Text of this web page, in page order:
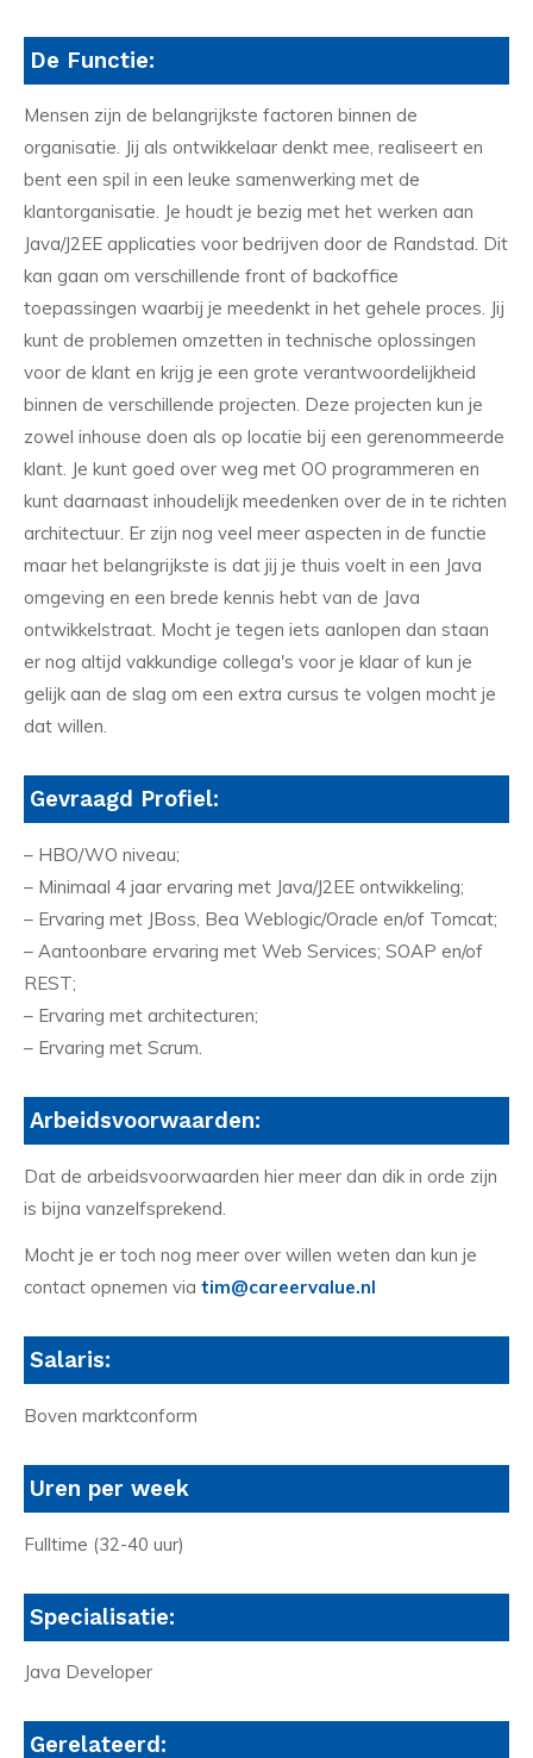
De Functie:
Mensen zijn de belangrijkste factoren binnen de
organisatie. Jij als ontwikkelaar denkt mee, realiseert en
bent een spil in een leuke samenwerking met de
klantorganisatie. Je houdt je bezig met het werken aan
Java/J2EE applicaties voor bedrijven door de Randstad. Dit
kan gaan om verschillende front of backoffice
toepassingen waarbij je meedenkt in het gehele proces. Jij
kunt de problemen omzetten in technische oplossingen
voor de klant en krijg je een grote verantwoordelijkheid
binnen de verschillende projecten. Deze projecten kun je
zowel inhouse doen als op locatie bij een gerenommeerde
klant. Je kunt goed over weg met OO programmeren en
kunt daarnaast inhoudelijk meedenken over de in te richten
architectuur. Er zijn nog veel meer aspecten in de functie
maar het belangrijkste is dat jij je thuis voelt in een Java
omgeving en een brede kennis hebt van de Java
ontwikkelstraat. Mocht je tegen iets aanlopen dan staan
er nog altijd vakkundige collega's voor je klaar of kun je
gelijk aan de slag om een extra cursus te volgen mocht je
dat willen.
Gevraagd Profiel:
– HBO/WO niveau;
– Minimaal 4 jaar ervaring met Java/J2EE ontwikkeling;
– Ervaring met JBoss, Bea Weblogic/Oracle en/of Tomcat;
– Aantoonbare ervaring met Web Services; SOAP en/of
REST;
– Ervaring met architecturen;
– Ervaring met Scrum.
Arbeidsvoorwaarden:
Dat de arbeidsvoorwaarden hier meer dan dik in orde zijn
is bijna vanzelfsprekend.
Mocht je er toch nog meer over willen weten dan kun je
contact opnemen via tim@careervalue.nl
Salaris:
Boven marktconform
Uren per week
Fulltime (32-40 uur)
Specialisatie:
Java Developer
Gerelateerd: